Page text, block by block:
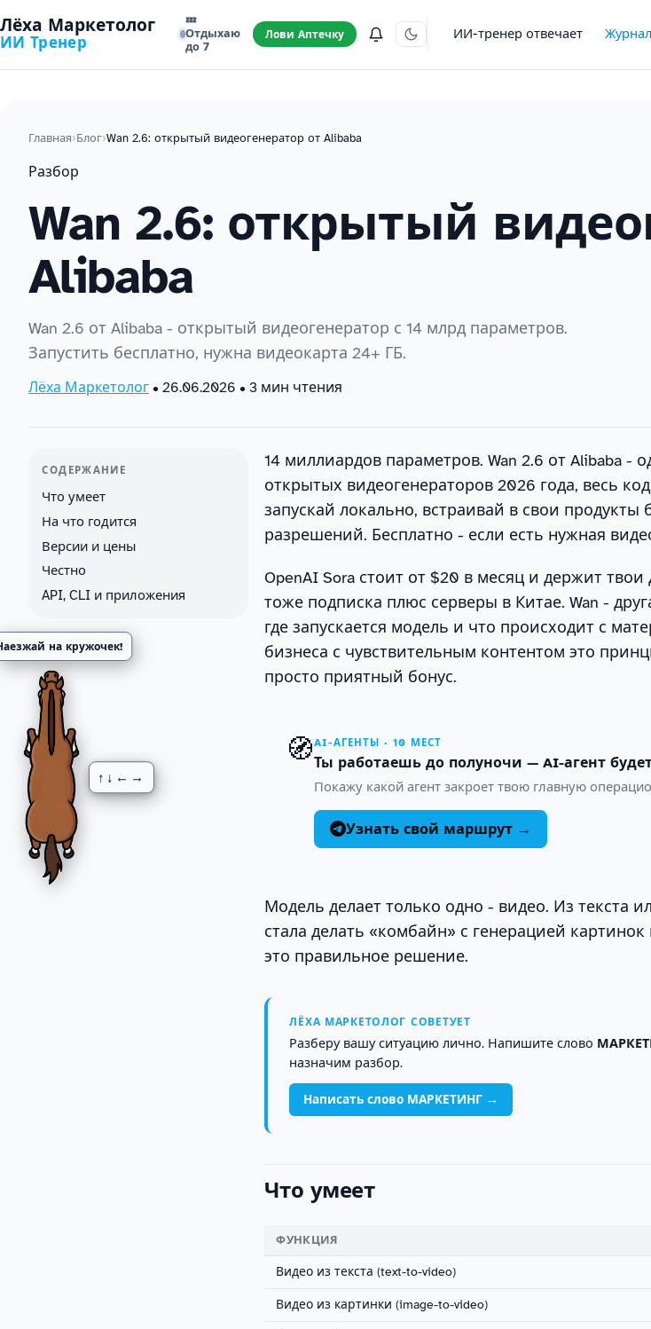
Лёха Маркетолог
ИИ Тренер
💤
Отдыхаю
до 7
Лови Аптечку ИИ-тренер отвечает Журнал
Главная›Блог›Wan 2.6: открытый видеогенератор от Alibaba
Разбор
Wan 2.6: открытый
Alibaba
Wan 2.6 от Alibaba - открытый видеогенератор с 14 млрд параметров.
Запустить бесплатно, нужна видеокарта 24+ ГБ.
Лёха Маркетолог • 26.06.2026 • 3 мин чтения
СОДЕРЖАНИЕ
Что умеет
На что годится
Версии и цены
Честно
API, CLI и приложения
14 миллиардов параметров. Wan 2.6 от Alibaba -
открытых видеогенераторов 2026 года, весь
запускай локально, встраивай в свои продукты
разрешений. Бесплатно - если есть нужная
OpenAI Sora стоит от $20 в месяц и держит твои
тоже подписка плюс серверы в Китае. Wan -
где запускается модель и что происходит с
бизнеса с чувствительным контентом это
просто приятный бонус.
🧭AI-АГЕНТЫ · 10 МЕСТ
Ты работаешь до полуночи — AI-агент
Покажу какой агент закроет твою главную
Узнать свой маршрут →
Модель делает только одно - видео. Из текста
стала делать «комбайн» с генерацией
это правильное решение.
ЛЁХА МАРКЕТОЛОГ СОВЕТУЕТ
Разберу вашу ситуацию лично. Напишите слово
назначим разбор.
Написать слово МАРКЕТИНГ →
Что умеет
ФУНКЦИЯ
Видео из текста (text-to-video)
Видео из картинки (image-to-video)
на кружочек!
↑↓←→